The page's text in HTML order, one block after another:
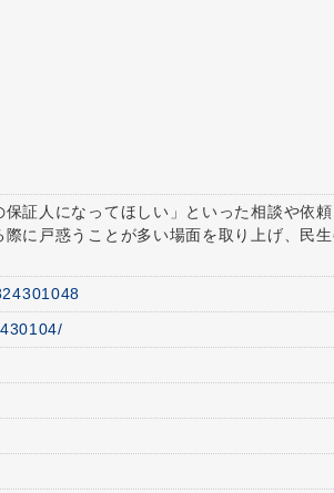
保証人になってほしい」といった相談や依
に戸惑うことが多い場面を取り上げ、民